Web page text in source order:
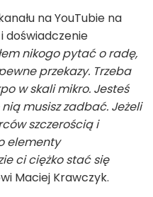
na YouTubie na
doświadczenie
nikogo pytać o radę,
przekazy. Trzeba
w skali mikro. Jesteś
musisz zadbać. Jeżeli
szczerością i
elementy
ci ciężko stać się
Maciej Krawczyk.